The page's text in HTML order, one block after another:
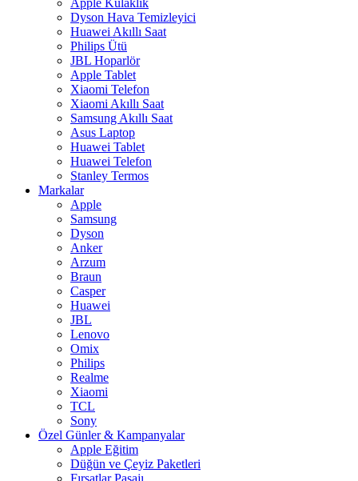
Apple Kulaklık
Dyson Hava Temizleyici
Huawei Akıllı Saat
Philips Ütü
JBL Hoparlör
Apple Tablet
Xiaomi Telefon
Xiaomi Akıllı Saat
Samsung Akıllı Saat
Asus Laptop
Huawei Tablet
Huawei Telefon
Stanley Termos
Markalar
Apple
Samsung
Dyson
Anker
Arzum
Braun
Casper
Huawei
JBL
Lenovo
Omix
Philips
Realme
Xiaomi
TCL
Sony
Özel Günler & Kampanyalar
Apple Eğitim
Düğün ve Çeyiz Paketleri
Fırsatlar Pasajı